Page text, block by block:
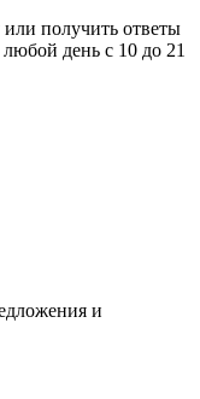
получить ответы
день с 10 до 21
и